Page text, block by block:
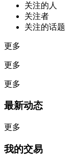
关注的人
关注者
关注的话题
更多
更多
更多
最新动态
更多
我的交易